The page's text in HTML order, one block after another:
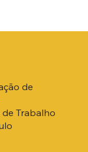
de
Trabalho